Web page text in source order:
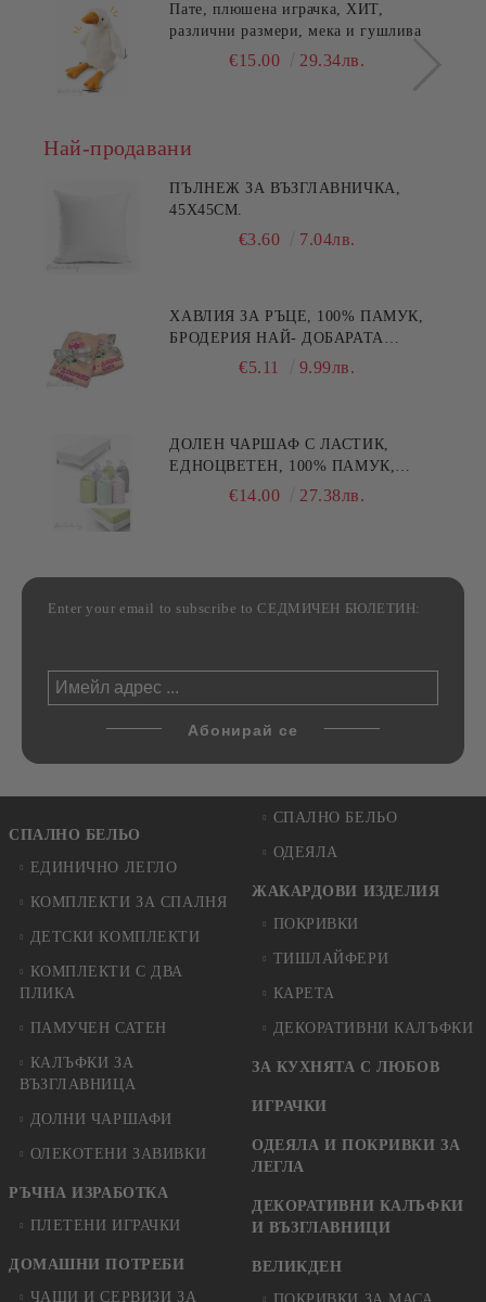
Пате, плюшена играчка, ХИТ,
различни размери, мека и гушлива
€15.00 29.34лв.
Най-продавани
ПЪЛНЕЖ ЗА ВЪЗГЛАВНИЧКА,
45X45СМ.
€3.60 7.04лв.
ХАВЛИЯ ЗА РЪЦЕ, 100% ПАМУК,
БРОДЕРИЯ НАЙ- ДОБАРАТА
МАЙКА/БАБА , РАЗМЕР:
€5.11 9.99лв.
ДОЛЕН ЧАРШАФ С ЛАСТИК,
ЕДНОЦВЕТЕН, 100% ПАМУК,
РАЗЛИЧНИ РАЗМЕРИ
€14.00 27.38лв.
Enter your email to subscribe to СЕДМИЧЕН БЮЛЕТИН:
СПАЛНО БЕЛЬО
ЕДИНИЧНО ЛЕГЛО
КОМПЛЕКТИ ЗА СПАЛНЯ
ДЕТСКИ КОМПЛЕКТИ
КОМПЛЕКТИ С ДВА
ПЛИКА
ПАМУЧЕН САТЕН
КАЛЪФКИ ЗА
ВЪЗГЛАВНИЦА
ДОЛНИ ЧАРШАФИ
ОЛЕКОТЕНИ ЗАВИВКИ
РЪЧНА ИЗРАБОТКА
ПЛЕТЕНИ ИГРАЧКИ
ДОМАШНИ ПОТРЕБИ
ЧАШИ И СЕРВИЗИ ЗА
СПАЛНО БЕЛЬО
ОДЕЯЛА
ЖАКАРДОВИ ИЗДЕЛИЯ
ПОКРИВКИ
ТИШЛАЙФЕРИ
КАРЕТА
ДЕКОРАТИВНИ КАЛЪФКИ
ЗА КУХНЯТА С ЛЮБОВ
ИГРАЧКИ
ОДЕЯЛА И ПОКРИВКИ ЗА
ЛЕГЛА
ДЕКОРАТИВНИ КАЛЪФКИ
И ВЪЗГЛАВНИЦИ
ВЕЛИКДЕН